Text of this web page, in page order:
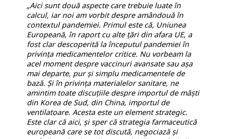
„Aici sunt două aspecte care trebuie luate în
calcul, iar noi am vorbit despre amândouă în
contextul pandemiei. Primul este că, Uniunea
Europeană, în raport cu alte țări din afara UE, a
fost clar descoperită la începutul pandemiei în
privința medicamentelor critice. Nu vorbeam la
acel moment despre vaccinuri avansate sau așa
mai departe, pur și simplu medicamentele de
bază. Și în privința materialelor sanitare, ne
amintim toate discuțiile despre importul de măști
din Korea de Sud, din China, importul de
ventilatoare. Acesta este un element strategic.
Este clar că aici, și sper că strategia farmaceutică
europeană care se tot discută, negociază și